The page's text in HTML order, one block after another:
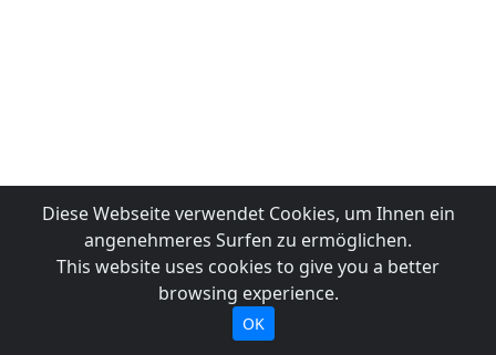
Diese Webseite verwendet Cookies, um Ihnen ein
angenehmeres Surfen zu ermöglichen.
This website uses cookies to give you a better
browsing experience.
OK